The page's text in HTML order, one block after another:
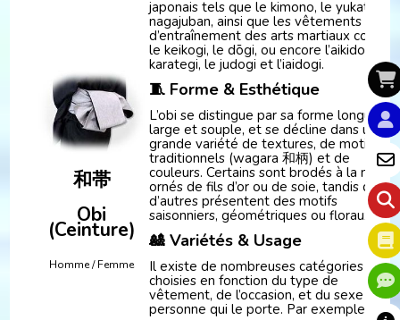
和帯
Obi
(Ceinture)
Homme / Femme
japonais tels que le kimono, le yukata, le
nagajuban, ainsi que les vêtements
d’entraînement des arts martiaux comme
le keikogi, le dōgi, ou encore l’aikidogi, le
karategi, le judogi et l’iaidogi.
🧵 Forme & Esthétique
L’obi se distingue par sa forme longue,
large et souple, et se décline dans une
grande variété de textures, de motifs
traditionnels (wagara 和柄) et de
couleurs. Certains sont brodés à la main,
ornés de fils d’or ou de soie, tandis que
d’autres présentent des motifs
saisonniers, géométriques ou floraux.
🎎 Variétés & Usage
Il existe de nombreuses catégories d’obi,
choisies en fonction du type de
vêtement, de l’occasion, et du sexe de la
personne qui le porte. Par exemple :